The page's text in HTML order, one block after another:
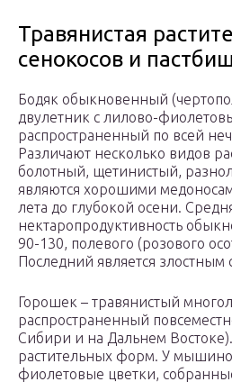
Травянистая
сенокосов и
Бодяк обыкновенный
двулетник с лилово-
распространенный по всей
Различают несколько видов
болотный, щетинистый,
являются хорошими
лета до глубокой осени.
нектаропродуктивность
90-130, полевого (розового
Последний является злостным
Горошек – травянистый
распространенный
Сибири и на Дальнем
растительных форм. У
фиолетовые цветки,